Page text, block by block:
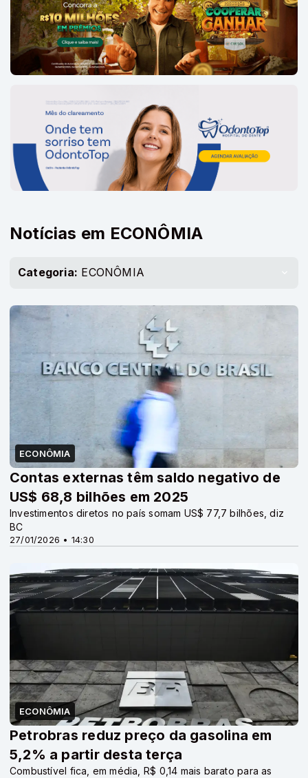
Notícias em ECONÔMIA
Categoria: ECONÔMIA
ECONÔMIA
27/01/2026 • 14:30
Contas externas têm saldo negativo de
US$ 68,8 bilhões em 2025
Investimentos diretos no país somam US$ 77,7 bilhões, diz
BC
ECONÔMIA
Petrobras reduz preço da gasolina em
5,2% a partir desta terça
Combustível fica, em média, R$ 0,14 mais barato para as